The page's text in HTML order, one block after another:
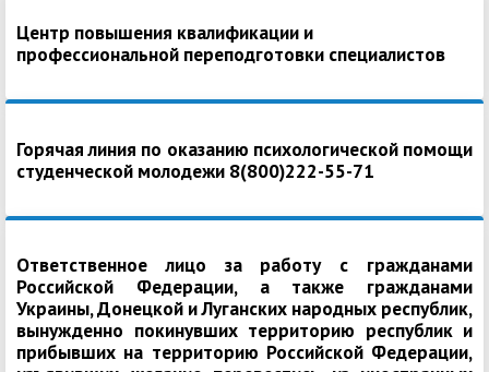
Центр повышения квалификации и
профессиональной переподготовки специалистов
Горячая линия по оказанию психологической помощи
студенческой молодежи 8(800)222-55-71
Ответственное лицо за работу с гражданами
Российской Федерации, а также гражданами
Украины, Донецкой и Луганских народных республик,
вынужденно покинувших территорию республик и
прибывших на территорию Российской Федерации,